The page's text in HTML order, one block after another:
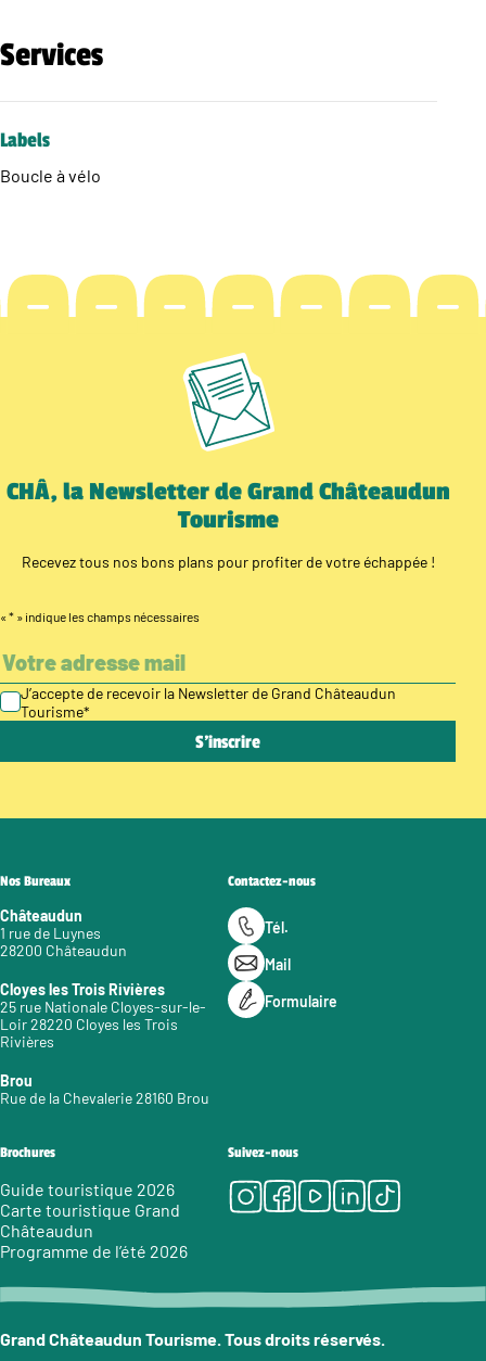
Services
Labels
Boucle à vélo
CHÂ, la Newsletter de Grand Châteaudun
Tourisme
Recevez tous nos bons plans pour profiter de votre échappée !
« * » indique les champs nécessaires
J’accepte de recevoir la Newsletter de Grand Châteaudun
Tourisme*
Nos Bureaux
Châteaudun
1 rue de Luynes
28200 Châteaudun
Cloyes les Trois Rivières
25 rue Nationale Cloyes-sur-le-
Loir 28220 Cloyes les Trois
Rivières
Brou
Rue de la Chevalerie 28160 Brou
Contactez-nous
Tél.
Mail
Formulaire
Brochures
Guide touristique 2026
Carte touristique Grand
Châteaudun
Programme de l’été 2026
Suivez-nous
Instagram
Facebook
Youtube
LinkedIn
Tiktok
Grand Châteaudun Tourisme. Tous droits réservés.